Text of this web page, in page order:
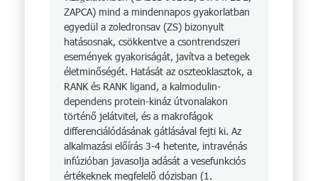
ZAPCA) mind a mindennapos gyakorlatban
egyedül a zoledronsav (ZS) bizonyult
hatásosnak, csökkentve a csontrendszeri
események gyakoriságát, javítva a betegek
életminőségét. Hatását az oszteoklasztok, a
RANK és RANK ligand, a kalmodulin-
dependens protein-kináz útvonalakon
történő jelátvitel, és a makrofágok
differenciálódásának gátlásával fejti ki. Az
alkalmazási előírás 3-4 hetente, intravénás
infúzióban javasolja adását a vesefunkciós
értékeknek megfelelő dózisban (1.